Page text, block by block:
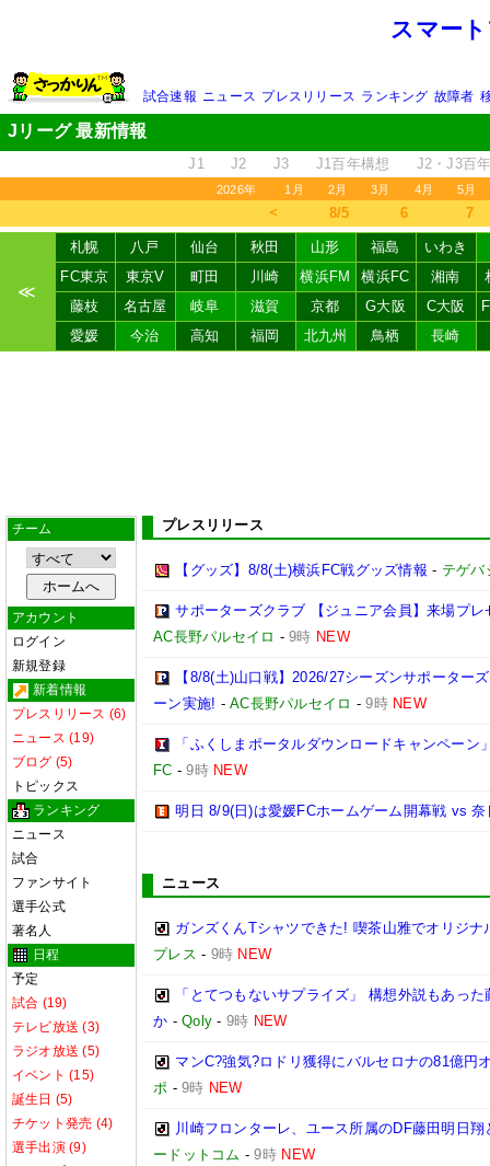
スマー
試合速報 ニュース プレスリリース ランキング 故障者
Jリーグ 最新情報
J1 J2 J3 J1百年構想 J2・J3百
2026年 1月 2月 3月 4月 5月
＜ 8/5 6 7
≪
札幌 八戸 仙台 秋田 山形 福島
いわき
FC東京
東京V 町田 川崎 横浜FM 横浜FC 湘南
藤枝
名古屋 岐阜 滋賀 京都 G大阪 C大阪
愛媛
今治 高知 福岡 北九州 鳥栖 長崎
チーム
アカウント
ログイン
新規登録
新着情報
プレスリリース (6)
ニュース (19)
ブログ (5)
トピックス
ランキング
ニュース
試合
ファンサイト
選手公式
著名人
日程
予定
試合 (19)
テレビ放送 (3)
ラジオ放送 (5)
イベント (15)
誕生日 (5)
チケット発売 (4)
選手出演 (9)
プレスリリース
【グッズ】8/8(土)横浜FC戦グッズ情報 - テゲバ
サポーターズクラブ 【ジュニア会員】来場プ
AC長野パルセイロ -9時 NEW
【8/8(土)山口戦】2026/27シーズンサポーター
ーン実施! -AC長野パルセイロ -9時 NEW
「ふくしまポータルダウンロードキャンペー
FC -9時 NEW
明日 8/9(日)は愛媛FCホームゲーム開幕戦 vs 奈
ニュース
ガンズくんTシャツできた! 喫茶山雅でオリジ
プレス - 9時 NEW
「とてつもないサプライズ」 構想外説もあっ
か -Qoly - 9時 NEW
マンC?強気?ロドリ獲得にバルセロナの81億
ポ -9時 NEW
川崎フロンターレ、ユース所属のDF藤田明日
ードットコム -9時 NEW